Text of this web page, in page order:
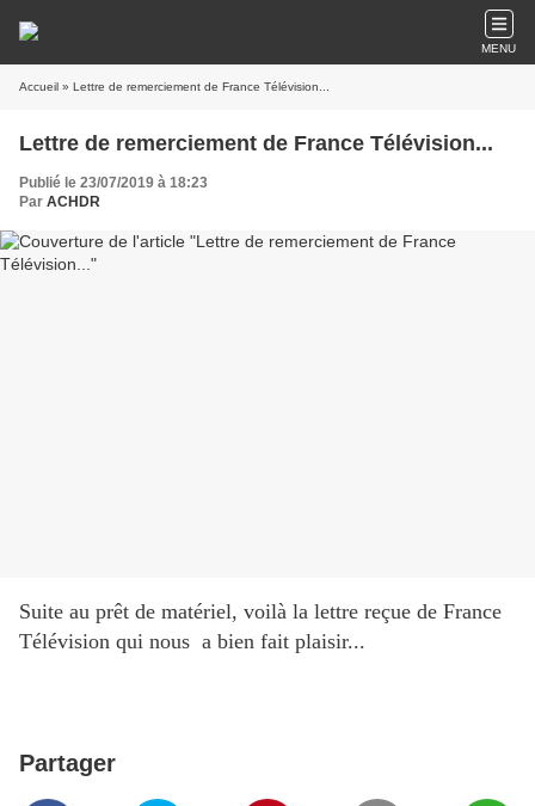
MENU
Accueil » Lettre de remerciement de France Télévision...
Lettre de remerciement de France Télévision...
Publié le 23/07/2019 à 18:23
Par ACHDR
Suite au prêt de matériel, voilà la lettre reçue de France
Télévision qui nous a bien fait plaisir...
Partager